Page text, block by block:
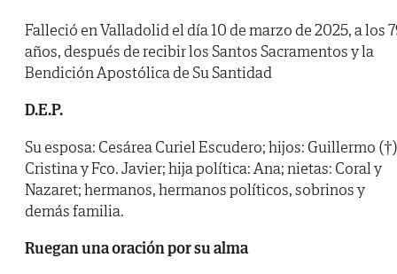
Falleció en Valladolid el día 10 de marzo de 2025, a los
años, después de recibir los Santos Sacramentos y la
Bendición Apostólica de Su Santidad
D.E.P.
Su esposa: Cesárea Curiel Escudero; hijos: Guillermo
Cristina y Fco. Javier; hija política: Ana; nietas: Coral y
Nazaret; hermanos, hermanos políticos, sobrinos y
demás familia.
Ruegan una oración por su alma